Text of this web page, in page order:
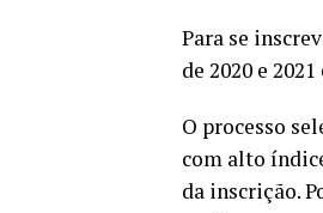
Para se
de 2020 e
O processo
com alto
da inscrição.